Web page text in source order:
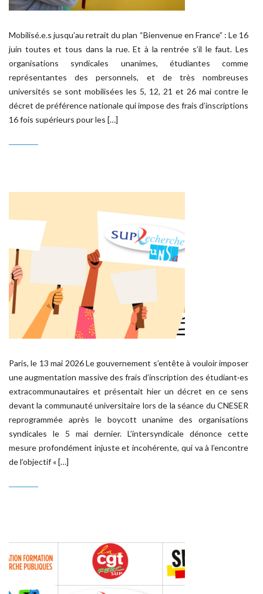
Mobilisé.e.s jusqu’au retrait du plan “Bienvenue en France” : Le 16
juin toutes et tous dans la rue. Et à la rentrée s’il le faut. Les
organisations syndicales unanimes, étudiantes comme
représentantes des personnels, et de très nombreuses
universités se sont mobilisées les 5, 12, 21 et 26 mai contre le
décret de préférence nationale qui impose des frais d’inscriptions
16 fois supérieurs pour les […]
Paris, le 13 mai 2026 Le gouvernement s’entête à vouloir imposer
une augmentation massive des frais d’inscription des étudiant·es
extracommunautaires et présentait hier un décret en ce sens
devant la communauté universitaire lors de la séance du CNESER
reprogrammée après le boycott unanime des organisations
syndicales le 5 mai dernier. L’intersyndicale dénonce cette
mesure profondément injuste et incohérente, qui va à l’encontre
de l’objectif « […]